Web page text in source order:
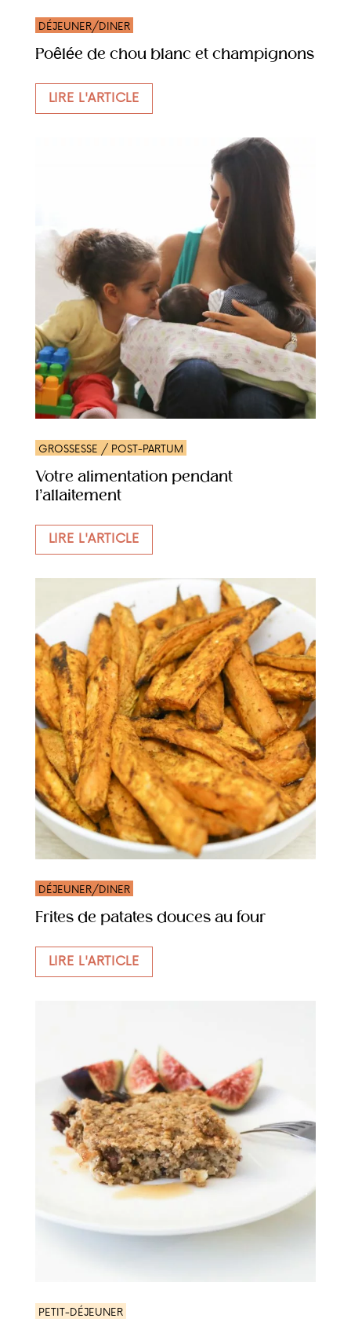
DÉJEUNER/DINER
Poêlée de chou blanc et champignons
LIRE L'ARTICLE
GROSSESSE / POST-PARTUM
Votre alimentation pendant
l’allaitement
LIRE L'ARTICLE
DÉJEUNER/DINER
Frites de patates douces au four
LIRE L'ARTICLE
PETIT-DÉJEUNER